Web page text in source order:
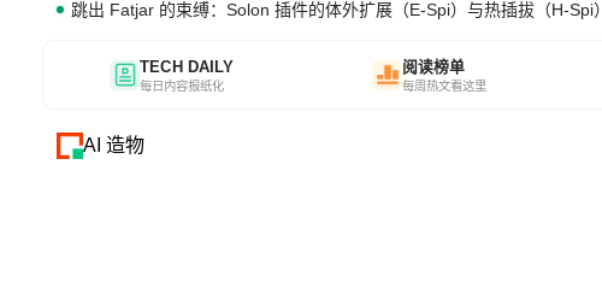
跳出 Fatjar 的束缚：Solon 插件的体外扩展（E-Spi）与热插拔（H-Spi）
TECH DAILY
每日内容报纸化
阅读榜单
每周热文看这里
AI 造物